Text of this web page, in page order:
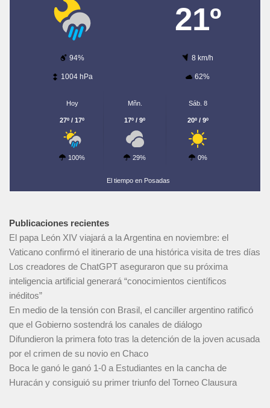
21º
94% 8 km/h
1004 hPa 62%
Hoy
27º / 17º
100%
Mñn.
17º / 9º
29%
Sáb. 8
20º / 9º
0%
El tiempo en Posadas
Publicaciones recientes
El papa León XIV viajará a la Argentina en noviembre: el
Vaticano confirmó el itinerario de una histórica visita de tres días
Los creadores de ChatGPT aseguraron que su próxima
inteligencia artificial generará “conocimientos científicos
inéditos”
En medio de la tensión con Brasil, el canciller argentino ratificó
que el Gobierno sostendrá los canales de diálogo
Difundieron la primera foto tras la detención de la joven acusada
por el crimen de su novio en Chaco
Boca le ganó le ganó 1-0 a Estudiantes en la cancha de
Huracán y consiguió su primer triunfo del Torneo Clausura